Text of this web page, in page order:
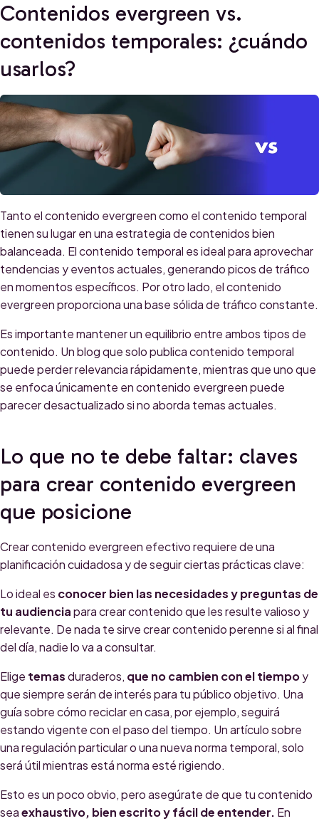
Contenidos evergreen vs.
contenidos temporales: ¿cuándo
usarlos?
Tanto el contenido evergreen como el contenido temporal
tienen su lugar en una estrategia de contenidos bien
balanceada. El contenido temporal es ideal para aprovechar
tendencias y eventos actuales, generando picos de tráfico
en momentos específicos. Por otro lado, el contenido
evergreen proporciona una base sólida de tráfico constante.
Es importante mantener un equilibrio entre ambos tipos de
contenido. Un blog que solo publica contenido temporal
puede perder relevancia rápidamente, mientras que uno que
se enfoca únicamente en contenido evergreen puede
parecer desactualizado si no aborda temas actuales.
Lo que no te debe faltar: claves
para crear contenido evergreen
que posicione
Crear contenido evergreen efectivo requiere de una
planificación cuidadosa y de seguir ciertas prácticas clave:
Lo ideal es conocer bien las necesidades y preguntas de
tu audienciapara crear contenido que les resulte valioso y
relevante. De nada te sirve crear contenido perenne si al final
del día, nadie lo va a consultar.
Elige temasduraderos, que no cambien con el tiempoy
que siempre serán de interés para tu público objetivo. Una
guía sobre cómo reciclar en casa, por ejemplo, seguirá
estando vigente con el paso del tiempo. Un artículo sobre
una regulación particular o una nueva norma temporal, solo
será útil mientras está norma esté rigiendo.
Esto es un poco obvio, pero asegúrate de que tu contenido
seaexhaustivo, bien escrito y fácil de entender. En